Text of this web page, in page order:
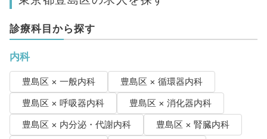
診療科目から探す
内科
豊島区 × 一般内科
豊島区 × 循環器内科
豊島区 × 呼吸器内科
豊島区 × 消化器内科
豊島区 × 内分泌・代謝内科
豊島区 × 腎臓内科